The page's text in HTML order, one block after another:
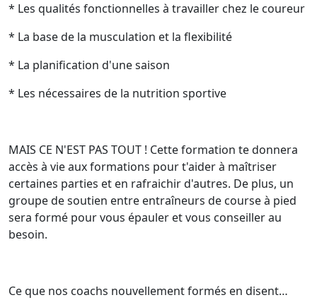
* Les qualités fonctionnelles à travailler chez le coureur
* La base de la musculation et la flexibilité
* La planification d'une saison
* Les nécessaires de la nutrition sportive
MAIS CE N'EST PAS TOUT ! Cette formation te donnera
accès à vie aux formations pour t'aider à maîtriser
certaines parties et en rafraichir d'autres. De plus, un
groupe de soutien entre entraîneurs de course à pied
sera formé pour vous épauler et vous conseiller au
besoin.
Ce que nos coachs nouvellement formés en disent…